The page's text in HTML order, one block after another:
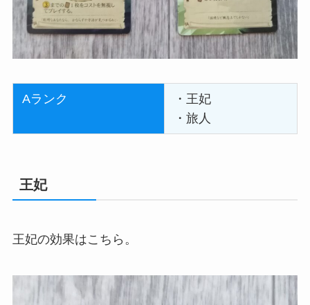
Aランク
・王妃
・旅人
王妃
王妃の効果はこちら。